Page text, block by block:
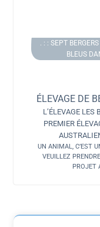
. : : SEPT
BLEUS
ÉLEVAGE DE
L’ÉLEVAGE LES
PREMIER
UN ANIMAL, C’EST
VEUILLEZ
PROJET